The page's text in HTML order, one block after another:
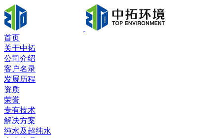
首页
关于中拓
公司介绍
客户名录
发展历程
资质
荣誉
专有技术
解决方案
纯水及超纯水